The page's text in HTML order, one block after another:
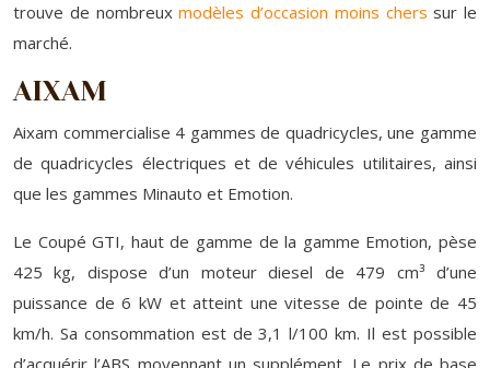
trouve de nombreuxmodèles d’occasion moins chers sur le
marché.
AIXAM
Aixam commercialise 4 gammes de quadricycles, une gamme
de quadricycles électriques et de véhicules utilitaires, ainsi
que les gammes Minauto et Emotion.
Le Coupé GTI, haut de gamme de la gamme Emotion, pèse
425 kg, dispose d’un moteur diesel de 479 cm³ d’une
puissance de 6 kW et atteint une vitesse de pointe de 45
km/h. Sa consommation est de 3,1 l/100 km. Il est possible
d’acquérir l’ABS moyennant un supplément. Le prix de base